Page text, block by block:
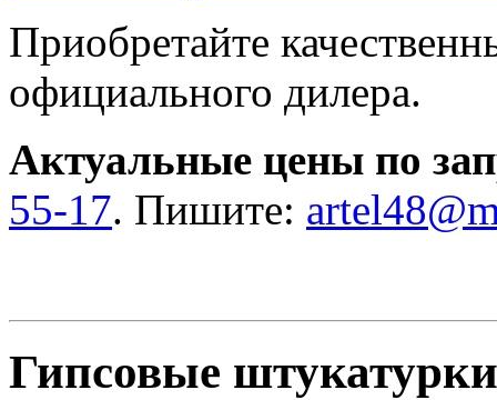
Приобретайте
официального дилера.
Актуальные цены по
55-17. Пишите:
Гипсовые